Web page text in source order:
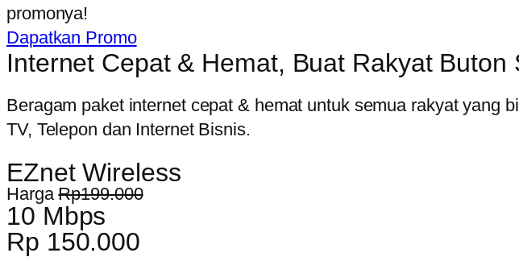
promonya!
Dapatkan Promo
Internet Cepat & Hemat, Buat Rakyat Buton
Beragam paket internet cepat & hemat untuk semua rakyat yang
TV, Telepon dan Internet Bisnis.
EZnet Wireless
HargaRp199.000
10 Mbps
Rp 150.000